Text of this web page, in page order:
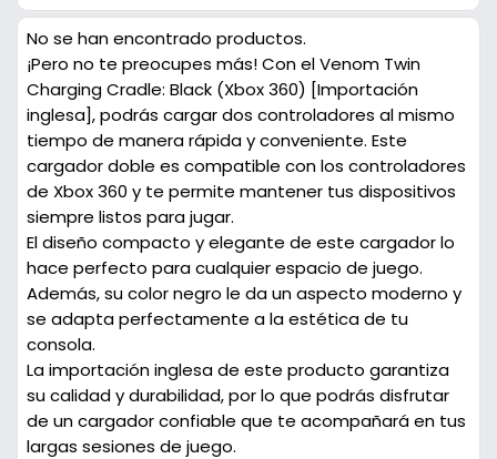
No se han encontrado productos.
¡Pero no te preocupes más! Con el Venom Twin
Charging Cradle: Black (Xbox 360) [Importación
inglesa], podrás cargar dos controladores al mismo
tiempo de manera rápida y conveniente. Este
cargador doble es compatible con los controladores
de Xbox 360 y te permite mantener tus dispositivos
siempre listos para jugar.
El diseño compacto y elegante de este cargador lo
hace perfecto para cualquier espacio de juego.
Además, su color negro le da un aspecto moderno y
se adapta perfectamente a la estética de tu
consola.
La importación inglesa de este producto garantiza
su calidad y durabilidad, por lo que podrás disfrutar
de un cargador confiable que te acompañará en tus
largas sesiones de juego.